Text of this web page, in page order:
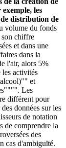
les
distribution de
volume du fonds
son chiffre
et dans une
dans la
l'air, alors 5%
les activités
et
Les
différent pour
données sur les
de notation
de comprendre la
des
cas d'ambiguïté.